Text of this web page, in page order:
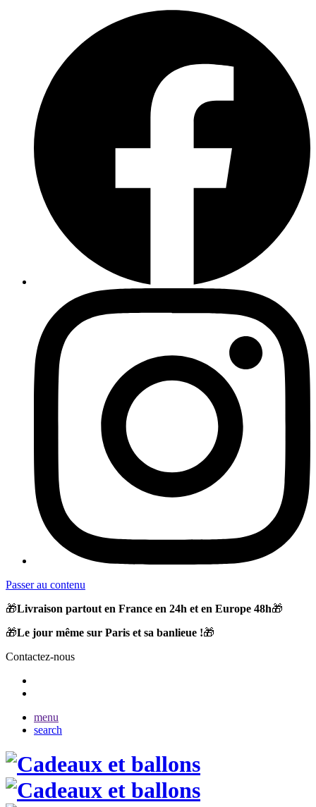
Passer au contenu
🎁Livraison partout en France en 24h et en Europe 48h🎁
🎁Le jour même sur Paris et sa banlieue !🎁
Contactez-nous
menu
search